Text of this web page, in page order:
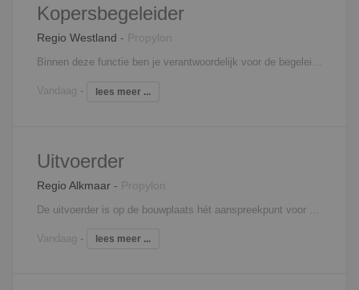
Kopersbegeleider
Regio Westland - Propylon
Binnen deze functie ben je verantwoordelijk voor de begeleiding van kopers van woningen. Je houdt zich bezig met het in kaart brengen en administratief verwerken van meer- en minderwerk. Tevens ben je verantwoordelijk voor het aanpassen van brochuretekeningen en van meer- en minderwerk. Binnen de functie heb je verschillende interne en externe contacten naast de koperscontacten. Hierbij valt te denken aan onderaannemers, leveranciers, projectleiding, technische werkvoorbereiding en uitvoering.
Vandaag - lees meer ...
Uitvoerder
Regio Alkmaar - Propylon
Vandaag - lees meer ...